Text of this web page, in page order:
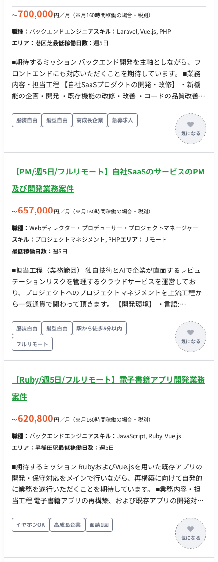
ヶ月更新） ・リモート稼働：可能 ・フレックス稼働：可能
〜700,000 円／月 （※月160時間稼働の場合・税別）
職種： バックエンドエンジニアスキル： Laravel, Vue.js, PHP
エリア： 港区芝最低稼働日数： 週5日
■期待するミッション バックエンド開発を主軸としながら、フ
ロントエンドにも対応いただくことを期待しています。 ■業務
内容・担当工程 【自社SaaSプロダクトの開発・改修】 ・新機
能の企画・開発 ・既存機能の改修・改善 ・コードの品質改善や
・開発メンバー：10名 ※全員がフルリモートで開発を行ってい
ます。 ■開発環境 ・プログラミング言語：PHP, JavaScript, SQL
・FW：Laravel, Vue.js, jQuery ・DB：MySQL, TiDB ・インフ
ラ：AWS ■働き方 ・平日1日8時間勤務の固定精算 ↳例えば、平
超過（1日8時間を基準として）した場合は別日で調整し、不足
した場合も別日で補填するというルールです。残業は基本的0と
契約期間：初回1ヶ月（双方合意の上、3ヶ月以上の契約更新を
服装自由 髪型自由 高成長企業 急募求人
【PM/週5日/フルリモート】自社SaaSのサービスのPM
及び開発業務案件
〜657,000 円／月 （※月160時間稼働の場合・税別）
職種： Webディレクター・プロデューサー・プロジェクトマネージャー
スキル： プロジェクトマネジメント, PHPエリア： リモート
最低稼働日数： 週5日
■担当工程（業務範囲） 独自技術とAIで企業が直面するレピュ
テーションリスクを管理するクラウドサービスを運営してお
り、プロジェクトへのプロジェクトマネジメントを上流工程か
ら一気通貫で関わって頂きます。 【開発環境】 ・言語:
ンフラ: AWS AppSync/API-Gateway/Lambda ・その他開発環
境: Git/Docker/Jira/Confluence
服装自由 髪型自由
駅から徒歩5分以内
フルリモート
【Ruby/週5日/フルリモート】電子書籍アプリ開発業務
案件
〜620,800 円／月 （※月160時間稼働の場合・税別）
職種： バックエンドエンジニアスキル： JavaScript, Ruby, Vue.js
エリア： 早稲田駅最低稼働日数： 週5日
■期待するミッション RubyおよびVue.jsを用いた既存アプリの
開発・保守対応をメインで行いながら、再構築に向けて自発的
に業務を遂行いただくことを期待しています。 ■業務内容・担
当工程 電子書籍アプリの再構築、および既存アプリの開発対応
ト・保守運用】 ■チーム体制 50名以上の募集を行っている大規
模プロジェクト（詳細な職種やチームごとの人数は不明） ■開
発環境 - プログラミング：Ruby, JavaScript - FW：Vue.js ■働き
方 ・稼働量：週5日想定（目安：月間140〜190時間程度） ・リ
イヤホンOK 高成長企業 面談1回